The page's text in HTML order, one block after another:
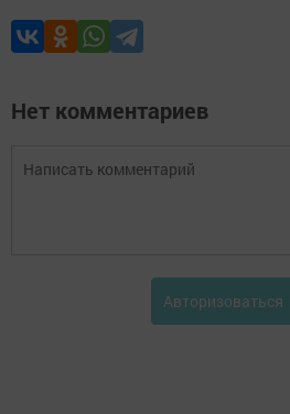
Нет комментариев
Авторизоваться